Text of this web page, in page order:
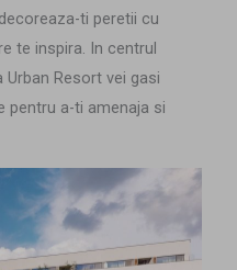
ti peretii cu
te inspira. In centrul
Resort vei gasi
pentru a-ti amenaja si